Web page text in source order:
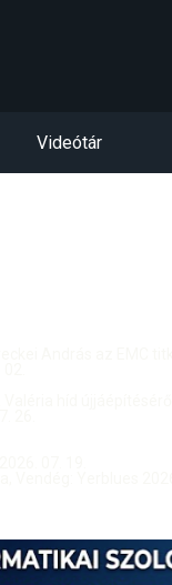
Videótár